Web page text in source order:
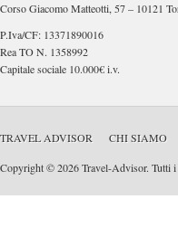
Corso Giacomo Matteotti, 57 – 10121
P.Iva/CF: 13371890016
Rea TO N. 1358992
Capitale sociale 10.000€ i.v.
TRAVEL ADVISOR CHI SIAMO
Copyright © 2026 Travel-Advisor. Tutti